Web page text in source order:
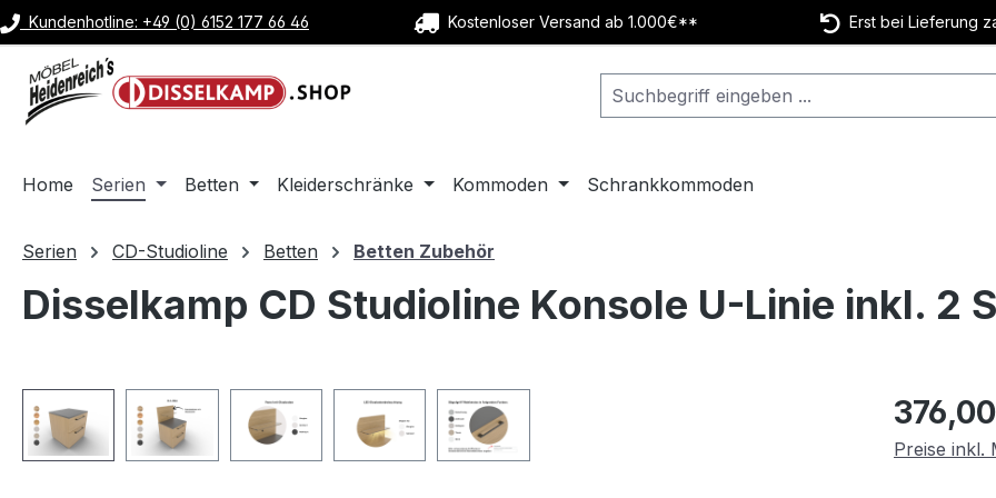
Hauptinhalt springen
Zur Suche springen
Zur Hauptnavigation springen
Kundenhotline: +49 (0) 6152 177 66 46 Kostenloser Versand ab 1.000€** Erst bei Lieferung
Home Serien Betten Kleiderschränke Kommoden Schrankkommoden
Serien CD-Studioline Betten Betten Zubehör
Disselkamp CD Studioline Konsole U-Linie inkl. 2
Bildergalerie überspringen Regulärer
Preise inkl.